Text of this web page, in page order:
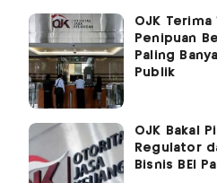
OJK Terima
Penipuan
Paling
Publik
OJK Bakal
Regulator
Bisnis BEI